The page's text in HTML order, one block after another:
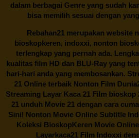
dalam berbagai Genre yang sudah
bisa memilih sesuai dengan
Rebahan21 merupakan website
bioskopkeren, indoxxi, nonton
terlengkap yang pernah ada.
kualitas film HD dan BLU-Ray yang
hari-hari anda yang membosankan.
21 Online terbaik Nonton Film
Streaming Layar Kaca 21 Film bioskop
21 unduh Movie 21 dengan cara
Sini! Nonton Movie Online Subtitle
Koleksi BioskopKeren Movie
Layarkaca21 Film Indoxxi